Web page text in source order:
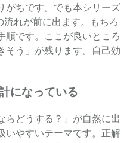
がちです。でも本シリーズ
れが前に出ます。もちろ
順です。ここが良いところ
そう」が残ります。自己効
になっている
らどうする？」が自然に出
いやすいテーマです。正解